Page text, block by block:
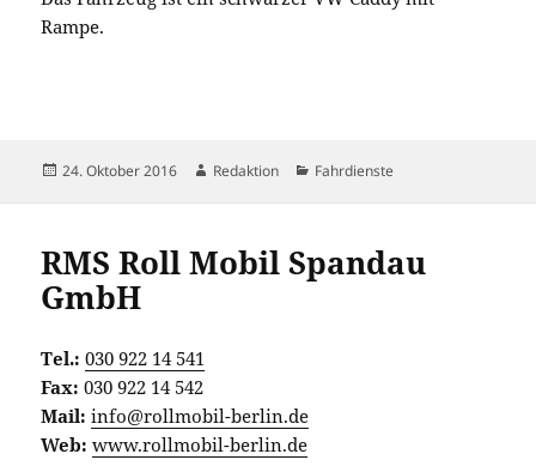
Rampe.
Veröffentlicht
24. Oktober 2016 Autor
Redaktion Kategorien
Fahrdienste
RMS Roll Mobil Spandau
GmbH
Tel.:030 922 14 541
Fax:030 922 14 542
Mail:info@rollmobil-berlin.de
Web:www.rollmobil-berlin.de